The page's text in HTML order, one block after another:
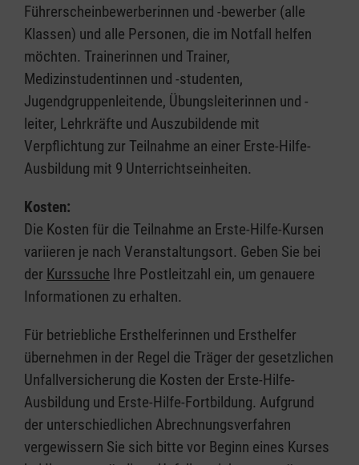
Führerscheinbewerberinnen und -bewerber (alle
Klassen) und alle Personen, die im Notfall helfen
möchten. Trainerinnen und Trainer,
Medizinstudentinnen und -studenten,
Jugendgruppenleitende, Übungsleiterinnen und -
leiter, Lehrkräfte und Auszubildende mit
Verpflichtung zur Teilnahme an einer Erste-Hilfe-
Ausbildung mit 9 Unterrichtseinheiten.
Kosten:
Die Kosten für die Teilnahme an Erste-Hilfe-Kursen
variieren je nach Veranstaltungsort. Geben Sie bei
der Kurssuche Ihre Postleitzahl ein, um genauere
Informationen zu erhalten.
Für betriebliche Ersthelferinnen und Ersthelfer
übernehmen in der Regel die Träger der gesetzlichen
Unfallversicherung die Kosten der Erste-Hilfe-
Ausbildung und Erste-Hilfe-Fortbildung. Aufgrund
der unterschiedlichen Abrechnungsverfahren
vergewissern Sie sich bitte vor Beginn eines Kurses